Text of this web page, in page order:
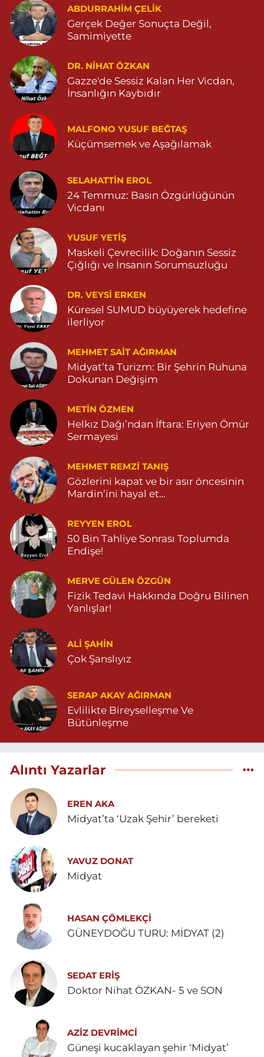
0 (482) 313 07 47 Yol Tarifi Al
Sarohan Eczanesi
ZEYTNPINAR MAHALLESİ ROJ CADDESİ NO:30 A derik devlet
hastanesi karşısı 05425113484
0 (542) 511 34 84 Yol Tarifi Al
Eymen Eczanesi
POYRAZ MAHALLE MEVLANA SOKAK NO:5A 05343032144
0 (534) 303 21 44 Yol Tarifi Al
Yeni Eczanesi
YENİ MAHALLE 3086 SOKAK NO:2 4 04825413156
0 (482) 541 31 56 Yol Tarifi Al
İlknur Eczanesi
GÜL MAH. VATAN CAD. NO:2A 04825911091
0 (482) 591 10 91
Turan Eczanesi
TEPEBAŞI MAHALLE KISMETLİ CADDE NO:59D SAĞLIK OCAĞI
YANI 04823813670
0 (482) 381 36 70 Yol Tarifi Al
ABDURRAHIM ÇELİK
Gerçek Değer Sonuçta Değil,
Samimiyette
DR. NIHAT ÖZKAN
Gazze'de Sessiz Kalan Her Vicdan,
İnsanlığın Kaybıdır
MALFONO YUSUF BEĞTAŞ
Küçümsemek ve Aşağılamak
SELAHATTIN EROL
24 Temmuz: Basın Özgürlüğünün
Vicdanı
YUSUF YETİŞ
Maskeli Çevrecilik: Doğanın Sessiz
Çığlığı ve İnsanın Sorumsuzluğu
DR. VEYSI ERKEN
Küresel SUMUD büyüyerek hedefine
ilerliyor
MEHMET SAIT AĞIRMAN
Midyat’ta Turizm: Bir Şehrin Ruhuna
Dokunan Değişim
METIN ÖZMEN
Helkız Dağı’ndan İftara: Eriyen Ömür
Sermayesi
MEHMET REMZI TANIŞ
Gözlerini kapat ve bir asır öncesinin
Mardin’ini hayal et…
REYYEN EROL
50 Bin Tahliye Sonrası Toplumda
Endişe!
MERVE GÜLEN ÖZGÜN
Fizik Tedavi Hakkında Doğru Bilinen
Yanlışlar!
ALI ŞAHİN
Çok Şanslıyız
SERAP AKAY AĞIRMAN
Evlilikte Bireyselleşme Ve
Bütünleşme
Alıntı Yazarlar
EREN AKA
Midyat’ta ‘Uzak Şehir’ bereketi
YAVUZ DONAT
Midyat
HASAN ÇÖMLEKÇİ
GÜNEYDOĞU TURU: MİDYAT (2)
SEDAT ERİŞ
Doktor Nihat ÖZKAN- 5 ve SON
AZIZ DEVRIMCI
Güneşi kucaklayan şehir ‘Midyat’